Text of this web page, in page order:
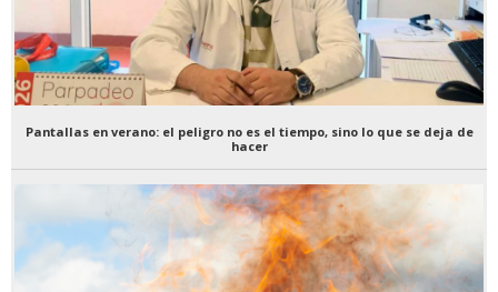
Pantallas en verano: el peligro no es el tiempo, sino lo que se deja de
hacer